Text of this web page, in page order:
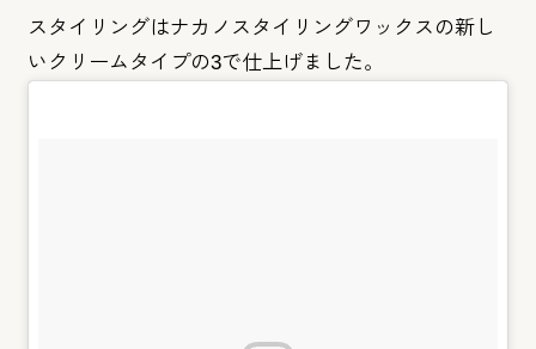
スタイリングはナカノスタイリングワックスの新し
いクリームタイ プの3で仕上げました。